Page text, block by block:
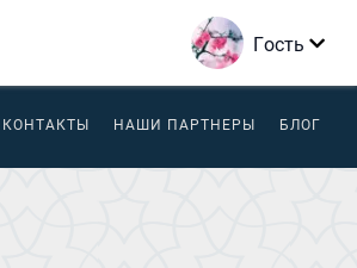
Гость
КОНТАКТЫ НАШИ ПАРТНЕРЫ БЛОГ